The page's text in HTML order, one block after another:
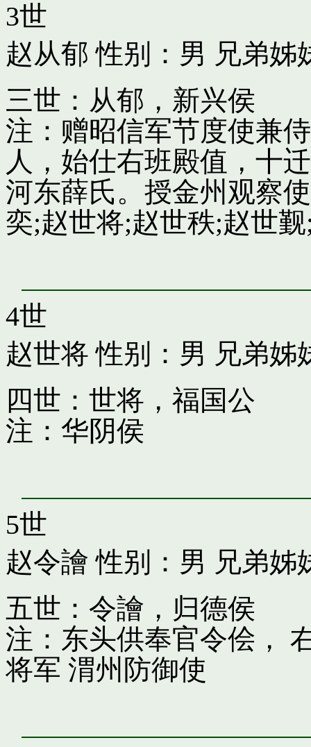
3世
赵从郁 性别：男 兄弟姊
三世：从郁，新兴侯
注：赠昭信军节度使兼
人，始仕右班殿值，十
河东薛氏。授金州观察
奕;赵世将;赵世秩;赵世
4世
赵世将 性别：男 兄弟姊
四世：世将，福国公
注：华阴侯
5世
赵令譮 性别：男 兄弟姊
五世：令譮，归德侯
注：东头供奉官令侩，
将军 渭州防御使